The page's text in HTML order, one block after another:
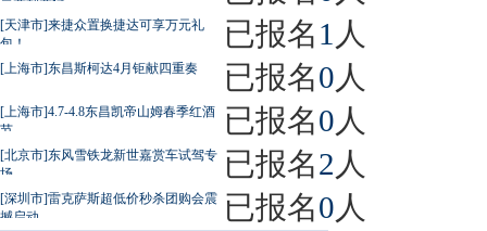
[天津市]来捷众置换捷达可享万元礼
包！
已报名1 人
[上海市]东昌斯柯达4月钜献四重奏 已报名0 人
[上海市]4.7-4.8东昌凯帝山姆春季红酒
节
已报名0 人
[北京市]东风雪铁龙新世嘉赏车试驾专
场
已报名2 人
[深圳市]雷克萨斯超低价秒杀团购会震
撼启动
已报名0 人